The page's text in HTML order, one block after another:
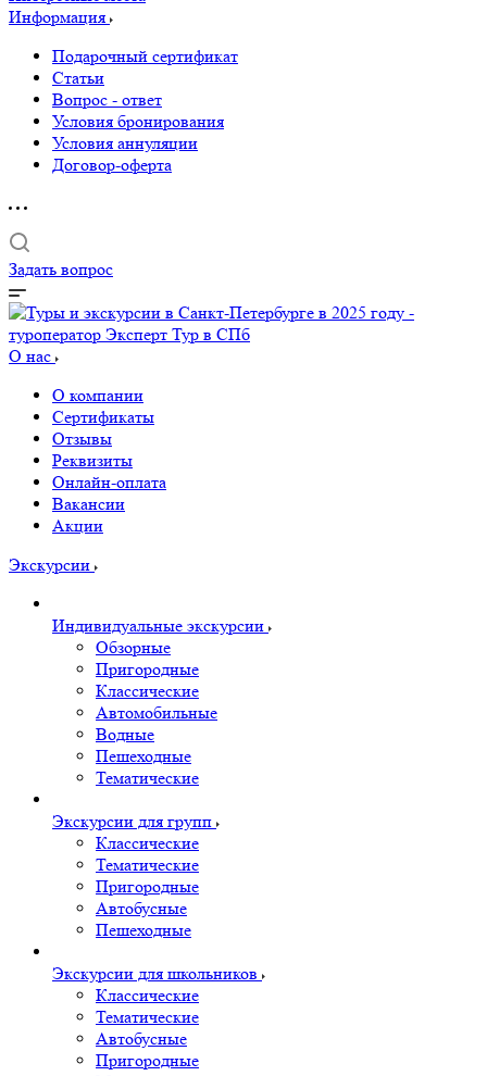
Информация
Подарочный сертификат
Статьи
Вопрос - ответ
Условия бронирования
Условия аннуляции
Договор-оферта
Задать вопрос
О нас
О компании
Сертификаты
Отзывы
Реквизиты
Онлайн-оплата
Вакансии
Акции
Экскурсии
Индивидуальные экскурсии
Обзорные
Пригородные
Классические
Автомобильные
Водные
Пешеходные
Тематические
Экскурсии для групп
Классические
Тематические
Пригородные
Автобусные
Пешеходные
Экскурсии для школьников
Классические
Тематические
Автобусные
Пригородные